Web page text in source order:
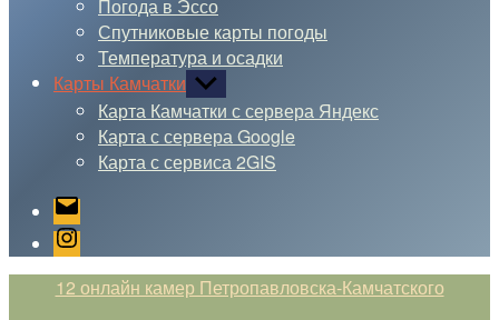
Погода в Эссо
Спутниковые карты погоды
Температура и осадки
Карты Камчатки Показывать
подменю
Карта Камчатки с сервера Яндекс
Карта с сервера Google
Карта с сервиса 2GIS
Email
Instagram
Рубрики
12 онлайн камер Петропавловска-Камчатского